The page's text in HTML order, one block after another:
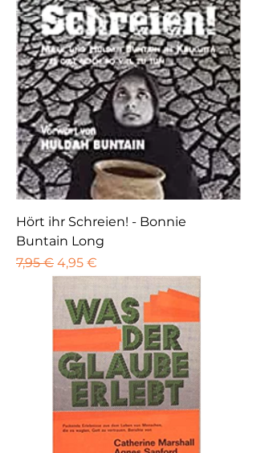
Hört ihr Schreien! - Bonnie
Buntain Long
Standardpreis
7,95 € Sale-Preis
4,95 €